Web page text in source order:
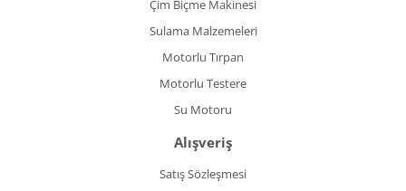
Çim Biçme Makinesi
Sulama Malzemeleri
Motorlu Tırpan
Motorlu Testere
Su Motoru
Alışveriş
Satış Sözleşmesi